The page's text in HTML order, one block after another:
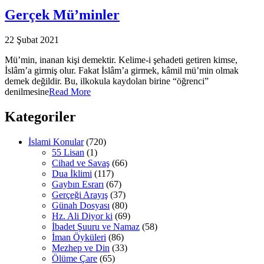
Gerçek Mü’minler
22 Şubat 2021
Mü’min, inanan kişi demektir. Kelime-i şehadeti getiren kimse,
İslâm’a girmiş olur. Fakat İslâm’a girmek, kâmil mü’min olmak
demek değildir. Bu, ilkokula kaydolan birine “öğrenci”
denilmesineRead More
Kategoriler
İslami Konular(720)
55 Lisan (1)
Cihad ve Savaş (66)
Dua İklimi (117)
Gaybın Esrarı (67)
Gerçeği Arayış (37)
Günah Dosyası (80)
Hz. Ali Diyor ki (69)
İbadet Şuuru ve Namaz (58)
İman Öyküleri (86)
Mezhep ve Din (33)
Ölüme Çare (65)